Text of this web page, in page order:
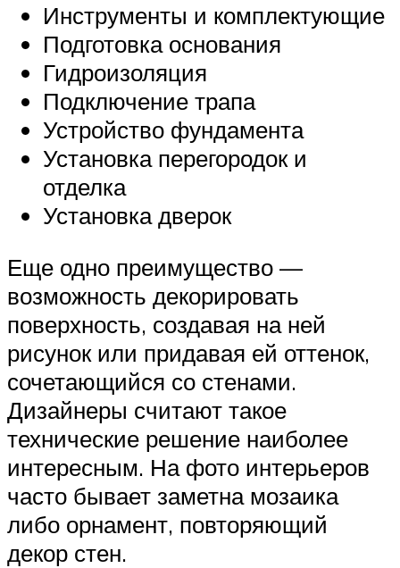
Инструменты и комплектующие
Подготовка основания
Гидроизоляция
Подключение трапа
Устройство фундамента
Установка перегородок и
отделка
Установка дверок
Еще одно преимущество —
возможность декорировать
поверхность, создавая на ней
рисунок или придавая ей оттенок,
сочетающийся со стенами.
Дизайнеры считают такое
технические решение наиболее
интересным. На фото интерьеров
часто бывает заметна мозаика
либо орнамент, повторяющий
декор стен.